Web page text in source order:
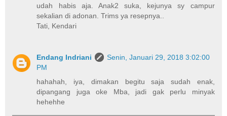
udah habis aja. Anak2 suka, kejunya sy campur
sekalian di adonan. Trims ya resepnya..
Tati, Kendari
Endang Indriani
Senin, Januari 29, 2018 3:02:00
PM
hahahah, iya, dimakan begitu saja sudah enak,
dipangang juga oke Mba, jadi gak perlu minyak
hehehhe